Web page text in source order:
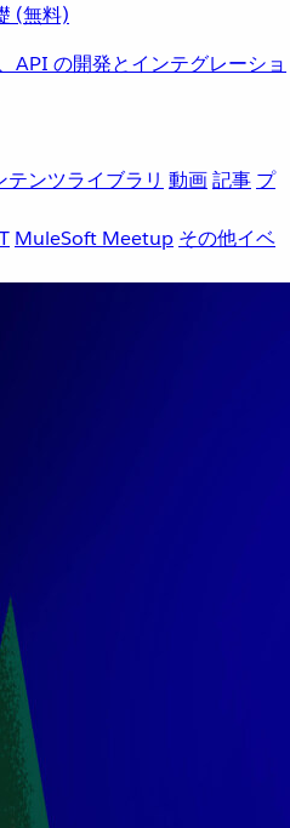
(無料)
の開発とインテグレーショ
テンツライブラリ 動画記事 プ
MuleSoft Meetup その他イベ